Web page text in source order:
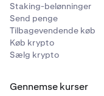
Staking-belønninger
Send penge
Tilbagevendende køb
Køb krypto
Sælg krypto
Gennemse kurser